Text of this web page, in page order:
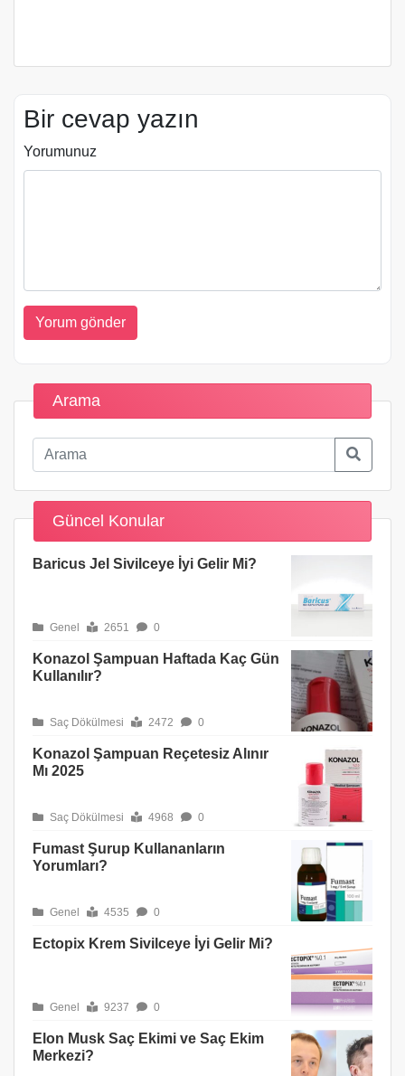
Bir cevap yazın
Yorumunuz
Arama
Güncel Konular
Baricus Jel Sivilceye İyi Gelir Mi?
Genel 2651 0
Konazol Şampuan Haftada Kaç Gün
Kullanılır?
Saç Dökülmesi 2472 0
Konazol Şampuan Reçetesiz Alınır
Mı 2025
Saç Dökülmesi 4968 0
Fumast Şurup Kullananların
Yorumları?
Genel 4535 0
Ectopix Krem Sivilceye İyi Gelir Mi?
Genel 9237 0
Elon Musk Saç Ekimi ve Saç Ekim
Merkezi?